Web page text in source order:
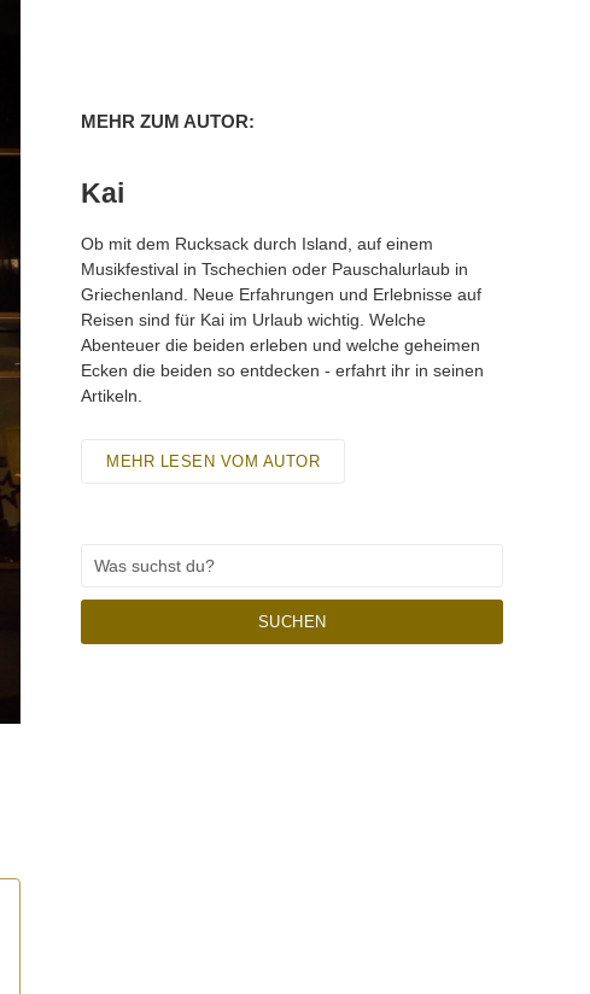
MEHR ZUM AUTOR:
Kai
Ob mit dem Rucksack durch Island, auf einem
Musikfestival in Tschechien oder Pauschalurlaub in
Griechenland. Neue Erfahrungen und Erlebnisse auf
Reisen sind für Kai im Urlaub wichtig. Welche
Abenteuer die beiden erleben und welche geheimen
Ecken die beiden so entdecken - erfahrt ihr in seinen
Artikeln.
MEHR LESEN VOM AUTOR
SUCHEN